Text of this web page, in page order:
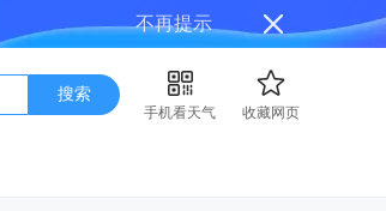
不再提示
搜索
手机看天气
收藏网页